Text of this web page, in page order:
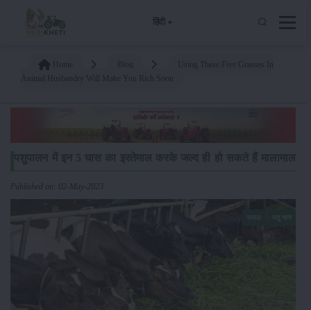
हिंदी
Published on: 02-May-2023